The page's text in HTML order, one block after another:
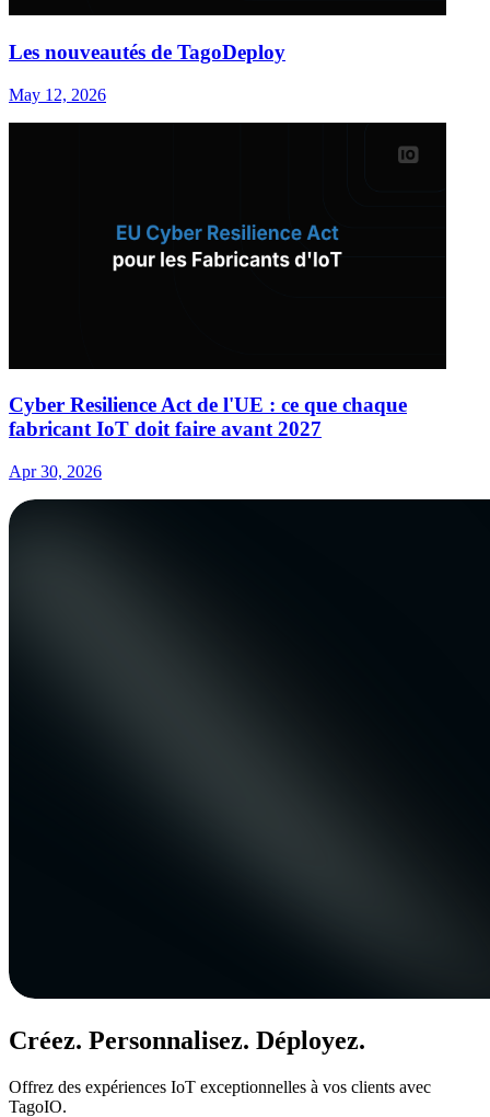
Les nouveautés de TagoDeploy
May 12, 2026
Cyber Resilience Act de l'UE : ce que chaque
fabricant IoT doit faire avant 2027
Apr 30, 2026
Créez. Personnalisez. Déployez.
Offrez des expériences IoT exceptionnelles à vos clients avec
TagoIO.